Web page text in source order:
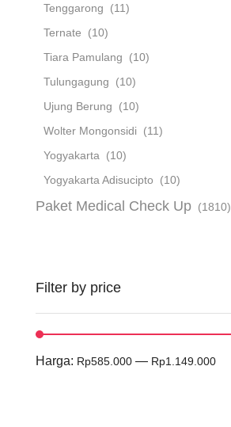
Tenggarong
(11)
Ternate
(10)
Tiara Pamulang
(10)
Tulungagung
(10)
Ujung Berung
(10)
Wolter Mongonsidi
(11)
Yogyakarta
(10)
Yogyakarta Adisucipto
(10)
Paket Medical Check Up (1810)
Filter by price
Harga: Rp585.000 — Rp1.149.000